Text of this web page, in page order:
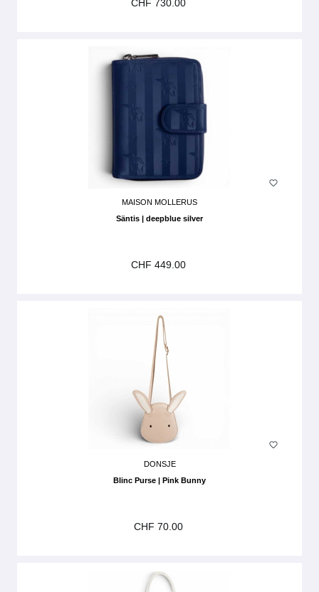
CHF 730.00
MAISON MOLLERUS
Säntis | deepblue silver
CHF 449.00
DONSJE
Blinc Purse | Pink Bunny
CHF 70.00